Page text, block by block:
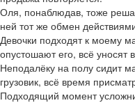
Оля, понаблюдав, тоже
ней тот же обмен
Девочки подходят к моему
опустошают его, всё уносят
Неподалёку на полу сидит
грузовик, всё время
Подходящий момент